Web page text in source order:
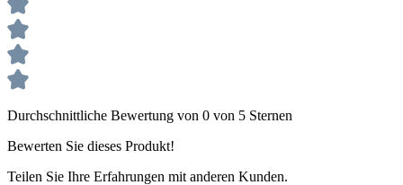
Durchschnittliche Bewertung von 0 von 5 Sternen
Bewerten Sie dieses Produkt!
Teilen Sie Ihre Erfahrungen mit anderen Kunden.